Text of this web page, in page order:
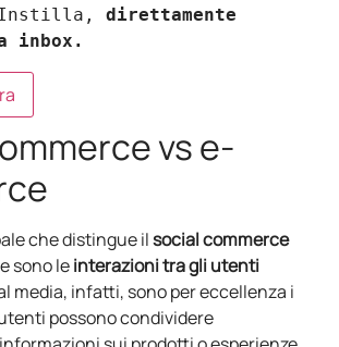
Instilla, direttamente
inbox.
vs e-
che distingue ilsocial commerce
sono leinterazioni tra gli utenti
media, infatti, sono per eccellenza i
possono condividere